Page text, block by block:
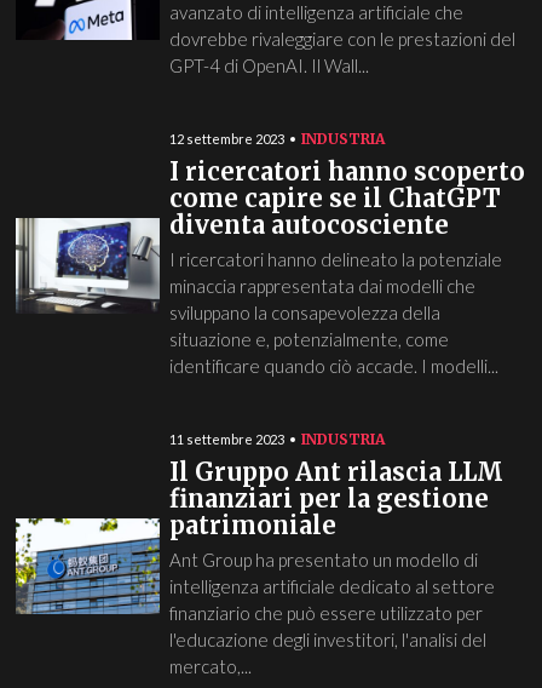
avanzato di intelligenza artificiale che
dovrebbe rivaleggiare con le prestazioni del
GPT-4 di OpenAI. Il Wall...
12 settembre 2023 INDUSTRIA
I ricercatori hanno scoperto
come capire se il ChatGPT
diventa autocosciente
I ricercatori hanno delineato la potenziale
minaccia rappresentata dai modelli che
sviluppano la consapevolezza della
situazione e, potenzialmente, come
identificare quando ciò accade. I modelli...
11 settembre 2023 INDUSTRIA
Il Gruppo Ant rilascia LLM
finanziari per la gestione
patrimoniale
Ant Group ha presentato un modello di
intelligenza artificiale dedicato al settore
finanziario che può essere utilizzato per
l'educazione degli investitori, l'analisi del
mercato,...